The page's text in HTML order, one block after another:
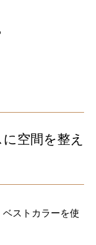
空間を整え
ベストカラーを使